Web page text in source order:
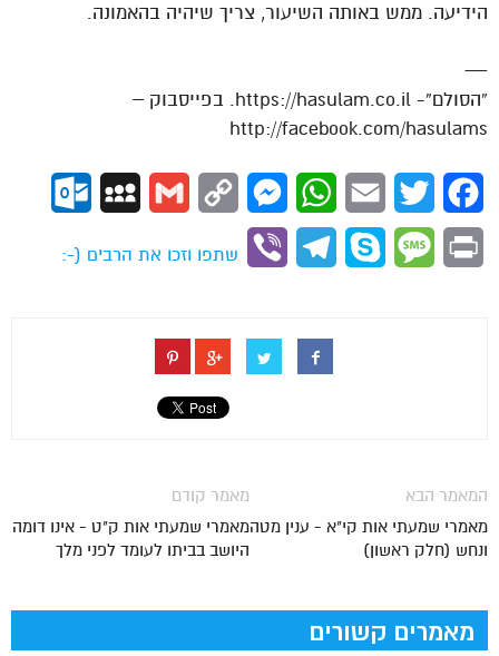
הידיעה. ממש באותה השיעור, צריך שיהיה בהאמונה.
—
“הסולם”- https://hasulam.co.il. בפייסבוק –
http://facebook.com/hasulams
Facebook
Twitter
Email
WhatsApp
Messenger
Copy
Gmail
MySpace
Print
Message
Skype
Telegram
Viber
שתפו וזכו את הרבים (-:
מאמר קודם
מאמרי שמעתי אות ק"ט - אינו דומה
היושב בביתו לעומד לפני מלך
המאמר הבא
מאמרי שמעתי אות קי"א - ענין מטה
ונחש (חלק ראשון)
מאמרים קשורים